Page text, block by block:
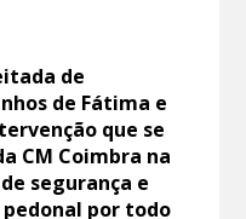
de
de Fátima e
que se
CM Coimbra na
segurança e
por todo